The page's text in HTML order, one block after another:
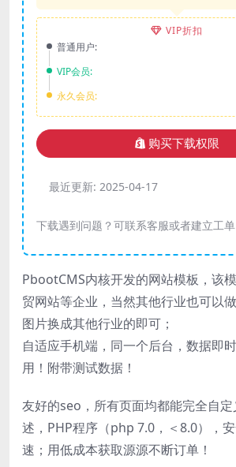
VIP折扣
普通用户:
VIP会员:
永久会员:
购买下载权限
最近更新: 2025-04-17
下载遇到问题？可联系客服或者建立工单
PbootCMS内核开发的网站模板，该
贸网站等企业，当然其他行业也可以
图片换成其他行业的即可；
自适应手机端，同一个后台，数据即
用！附带测试数据！
友好的seo，所有页面均都能完全自
述，PHP程序（php 7.0，＜8.0），
速；用低成本获取源源不断订单！